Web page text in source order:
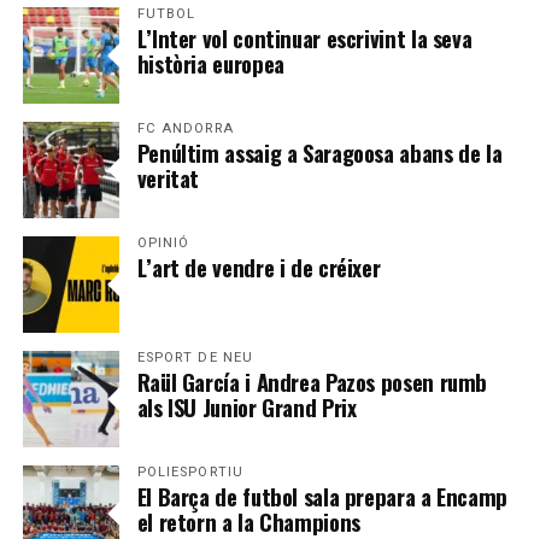
FUTBOL
L’Inter vol continuar escrivint la seva
història europea
FC ANDORRA
Penúltim assaig a Saragoosa abans de la
veritat
OPINIÓ
L’art de vendre i de créixer
ESPORT DE NEU
Raül García i Andrea Pazos posen rumb
als ISU Junior Grand Prix
POLIESPORTIU
El Barça de futbol sala prepara a Encamp
el retorn a la Champions